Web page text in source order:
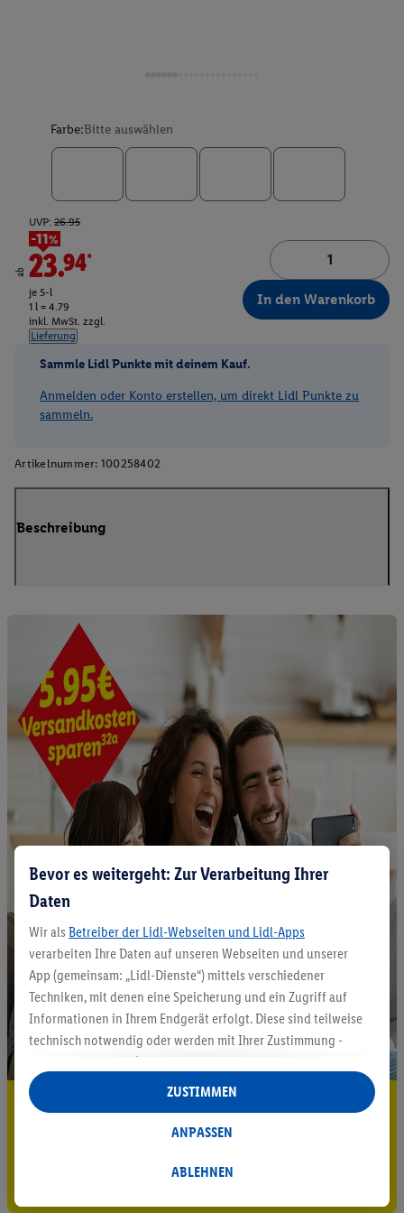
Farbe:Bitte auswählen
ab
UVP: 26.95
-11%
23.94*
je 5-l
1 l = 4.79
inkl. MwSt. zzgl.
Lieferung
In den Warenkorb
Sammle Lidl Punkte mit deinem Kauf.
Anmelden oder Konto erstellen, um direkt Lidl Punkte zu
sammeln.
Artikelnummer: 100258402
Beschreibung
5.95 € Versand sparen³²ᵃ
Jetzt zum Newsletter anmelden
Gutschein sichern!
Bevor es weitergeht: Zur Verarbeitung Ihrer
Daten
Wir als Betreiber der Lidl-Webseiten und Lidl-Apps
verarbeiten Ihre Daten auf unseren Webseiten und unserer
App (gemeinsam: „Lidl-Dienste“) mittels verschiedener
Techniken, mit denen eine Speicherung und ein Zugriff auf
Informationen in Ihrem Endgerät erfolgt. Diese sind teilweise
technisch notwendig oder werden mit Ihrer Zustimmung -
auch durch Partner (u.a.
Verantwortliche; im Zusammenhang mit dem IAB TCF
insgesamt
Statistik-Erstellung oder für personalisierte Werbung
Datenverarbeitungen für personalisierte Werbung werden
ABLEHNEN
ANPASSEN
ZUSTIMMEN